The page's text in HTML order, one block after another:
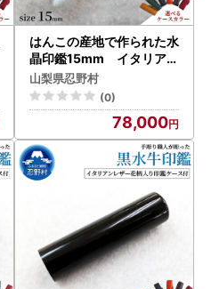
はんこの産地で作られた水
晶印鑑15mm イタリアン
レザー花柄入り印鑑ケース
付き
山梨県忍野村
(0)
78,000